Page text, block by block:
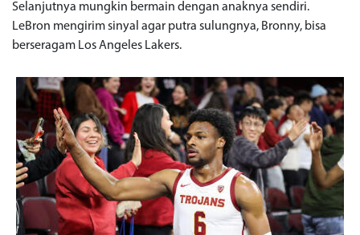
Selanjutnya mungkin bermain dengan anaknya sendiri.
LeBron mengirim sinyal agar putra sulungnya, Bronny, bisa
berseragam Los Angeles Lakers.